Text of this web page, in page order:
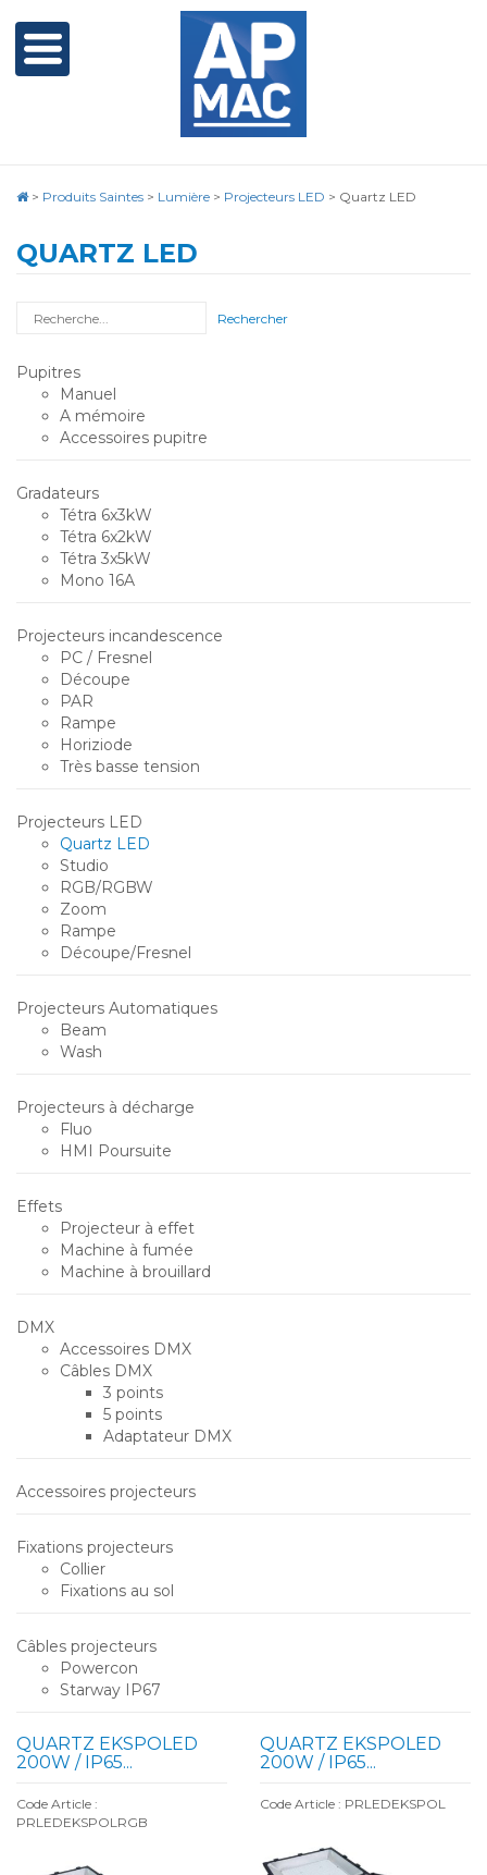
> Produits Saintes > Lumière > Projecteurs LED > Quartz LED
QUARTZ LED
Rechercher
Pupitres
Manuel
A mémoire
Accessoires pupitre
Gradateurs
Tétra 6x3kW
Tétra 6x2kW
Tétra 3x5kW
Mono 16A
Projecteurs incandescence
PC / Fresnel
Découpe
PAR
Rampe
Horiziode
Très basse tension
Projecteurs LED
Quartz LED
Studio
RGB/RGBW
Zoom
Rampe
Découpe/Fresnel
Projecteurs Automatiques
Beam
Wash
Projecteurs à décharge
Fluo
HMI Poursuite
Effets
Projecteur à effet
Machine à fumée
Machine à brouillard
DMX
Accessoires DMX
Câbles DMX
3 points
5 points
Adaptateur DMX
Accessoires projecteurs
Fixations projecteurs
Collier
Fixations au sol
Câbles projecteurs
Powercon
Starway IP67
QUARTZ EKSPOLED
200W / IP65...
Code Article :
PRLEDEKSPOLRGB
QUARTZ EKSPOLED
200W / IP65...
Code Article : PRLEDEKSPOL